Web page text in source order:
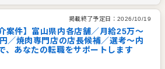
掲載終了予定日： 2026/10/19
介案件】富山県内各店舗／月給25万～
／焼肉専門店の店長候補／選考～内
、あなたの転職をサポートします